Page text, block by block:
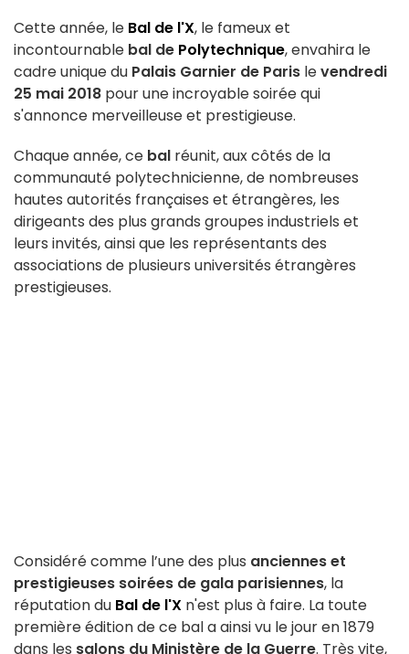
Cette année, le Bal de l'X, le fameux et
incontournable bal de Polytechnique, envahira le
cadre unique du Palais Garnier de Paris levendredi
25 mai 2018 pour une incroyable soirée qui
s'annonce merveilleuse et prestigieuse.
Chaque année, ce bal réunit, aux côtés de la
communauté polytechnicienne, de nombreuses
hautes autorités françaises et étrangères, les
dirigeants des plus grands groupes industriels et
leurs invités, ainsi que les représentants des
associations de plusieurs universités étrangères
prestigieuses.
Considéré comme l’une des plus anciennes et
prestigieuses soirées de gala parisiennes, la
réputation du Bal de l'X n'est plus à faire. La toute
première édition de ce bal a ainsi vu le jour en 1879
dans les salons du Ministère de la Guerre. Très vite,